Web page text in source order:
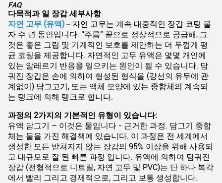
FAQ
다목적과 일 장갑 세부사항
자연 고무 (유액) – 자연 고무는 계속 대중적인 장갑 코팅 물
자 수 년 동안입니다. “주름” 끝으로 정상적으로 공급해, 그
것은 좋은 그립 및 기계적인 보호를 제안하는 더 두껍게 평
균 코팅을 제공합니다. 자연적인 고무 유액은 몇몇 개인에
있는 알레르기 반응을 일으키는 원인이 될 수 있습니다. 담
궈진 장갑은 손에 의하여 형성된 형식을 (강선의 유무에 관
계없이) 담그고기, 또는 액체 모양에 있는 중합체의 계속되
는 탱크에 의해 탱크로 합니다.
과정의 2가지의 기본적인 유형이 있습니다:
유액 담그기 – 이것은 물입니다 - 근거한 과정. 담그기 중합
체는 물을 가진 해결책에 있습니다. 이 과정은 전 세계에서
생성한 모든 받쳐지지 않는 장갑의 95% 이상을 위해 사용되
고 대규모로 잘 된 빠른 과정 입니다. 유액에 의하여 담궈진
장갑 (전형적으로 니트릴, 자연 고무 및 PVC)는 단 하나 복각
에서 빨리 그리고 경제적으로, 그리고 보통 생성합니다.